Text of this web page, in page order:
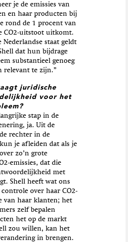
je de emissies van
en haar producten bij
rond de 1 procent van
CO2-uitstoot uitkomt.
Nederlandse staat geldt
dat hun bijdrage
substantieel genoeg
relevant te zijn.”
juridische
voor het
stap in de
ja. Uit de
rechter in de
je afleiden dat als je
zo’n grote
emissies, dat die
met
Shell heeft wat ons
over haar CO2-
van haar klanten; het
zelf bepalen
het op de markt
zou willen, kan het
in brengen.